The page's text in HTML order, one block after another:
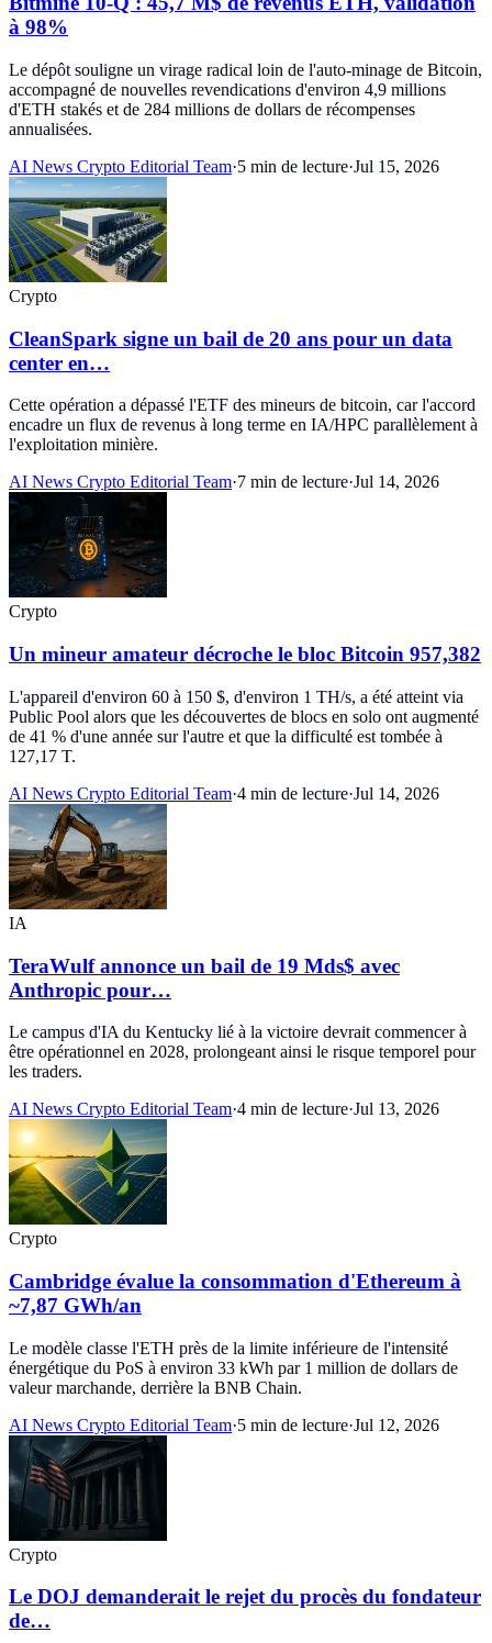
à 98%
Le dépôt souligne un virage radical loin de l'auto-minage de Bitcoin,
accompagné de nouvelles revendications d'environ 4,9 millions
d'ETH stakés et de 284 millions de dollars de récompenses
annualisées.
AI News Crypto Editorial Team·5 min de lecture·Jul 15, 2026
Crypto
CleanSpark signe un bail de 20 ans pour un data
center en…
Cette opération a dépassé l'ETF des mineurs de bitcoin, car l'accord
encadre un flux de revenus à long terme en IA/HPC parallèlement à
l'exploitation minière.
AI News Crypto Editorial Team·7 min de lecture·Jul 14, 2026
Crypto
Un mineur amateur décroche le bloc Bitcoin 957,382
L'appareil d'environ 60 à 150 $, d'environ 1 TH/s, a été atteint via
Public Pool alors que les découvertes de blocs en solo ont augmenté
de 41 % d'une année sur l'autre et que la difficulté est tombée à
127,17 T.
AI News Crypto Editorial Team·4 min de lecture·Jul 14, 2026
IA
TeraWulf annonce un bail de 19 Mds$ avec
Anthropic pour…
Le campus d'IA du Kentucky lié à la victoire devrait commencer à
être opérationnel en 2028, prolongeant ainsi le risque temporel pour
les traders.
AI News Crypto Editorial Team·4 min de lecture·Jul 13, 2026
Crypto
Cambridge évalue la consommation d'Ethereum à
~7,87 GWh/an
Le modèle classe l'ETH près de la limite inférieure de l'intensité
énergétique du PoS à environ 33 kWh par 1 million de dollars de
valeur marchande, derrière la BNB Chain.
AI News Crypto Editorial Team·5 min de lecture·Jul 12, 2026
Crypto
Le DOJ demanderait le rejet du procès du fondateur
de…